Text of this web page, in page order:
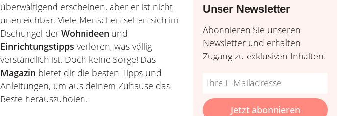
überwältigend erscheinen, aber er ist nicht
unerreichbar. Viele Menschen sehen sich im
Dschungel der Wohnideen und
Einrichtungstipps verloren, was völlig
verständlich ist. Doch keine Sorge! Das
Magazin bietet dir die besten Tipps und
Anleitungen, um aus deinem Zuhause das
Beste herauszuholen.
Unser Newsletter
Abonnieren Sie unseren
Newsletter und erhalten
Zugang zu exklusiven Inhalten.
Do
fill
*Ihre
Mailadresse:Jetzt abonnieren